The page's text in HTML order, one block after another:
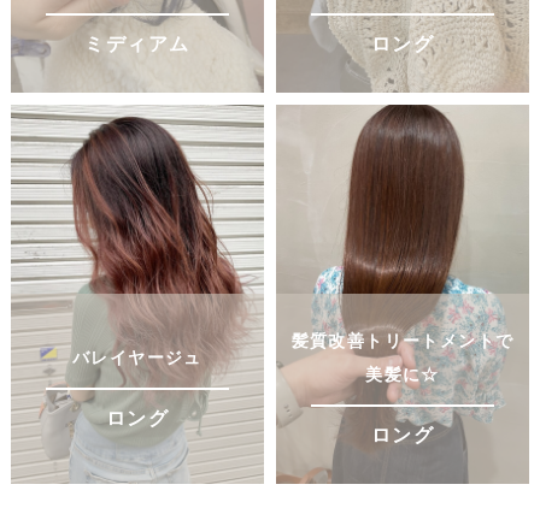
ミディアム ロング
バレイヤージュ
ロング
髪質改善トリートメントで
美髪に☆
ロング